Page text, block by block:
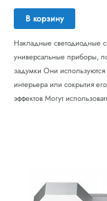
В корзину
Накладные светодиодные
универсальные приборы,
задумки Они
интерьера или сокрытия
эффектов Могут